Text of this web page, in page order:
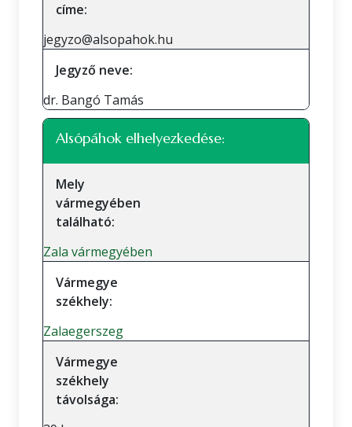
címe:
jegyzo@alsopahok.hu
Jegyző neve:
dr. Bangó Tamás
Alsópáhok elhelyezkedése:
Mely
vármegyében
található:
Zala vármegyében
Vármegye
székhely:
Zalaegerszeg
Vármegye
székhely
távolsága: